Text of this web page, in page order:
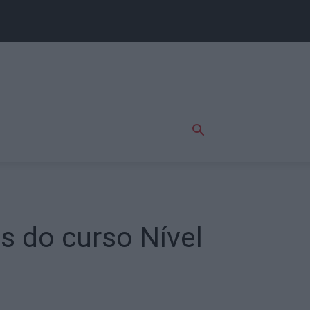
do curso Nível